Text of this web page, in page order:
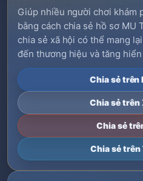
Giúp nhiều người chơi khám
bằng cách chia sẻ hồ sơ MU
chia sẻ xã hội có thể mang
đến thương hiệu và tăng
Chia sẻ trên
Chia sẻ
Chia sẻ
Chia sẻ trên